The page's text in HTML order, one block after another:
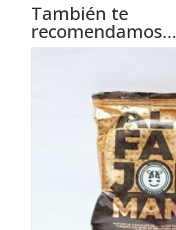
También te
recomendamos…